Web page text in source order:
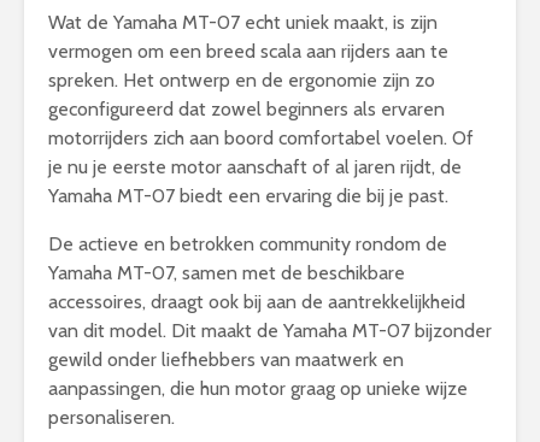
Wat de Yamaha MT-07 echt uniek maakt, is zijn
vermogen om een breed scala aan rijders aan te
spreken. Het ontwerp en de ergonomie zijn zo
geconfigureerd dat zowel beginners als ervaren
motorrijders zich aan boord comfortabel voelen. Of
je nu je eerste motor aanschaft of al jaren rijdt, de
Yamaha MT-07 biedt een ervaring die bij je past.
De actieve en betrokken community rondom de
Yamaha MT-07, samen met de beschikbare
accessoires, draagt ook bij aan de aantrekkelijkheid
van dit model. Dit maakt de Yamaha MT-07 bijzonder
gewild onder liefhebbers van maatwerk en
aanpassingen, die hun motor graag op unieke wijze
personaliseren.